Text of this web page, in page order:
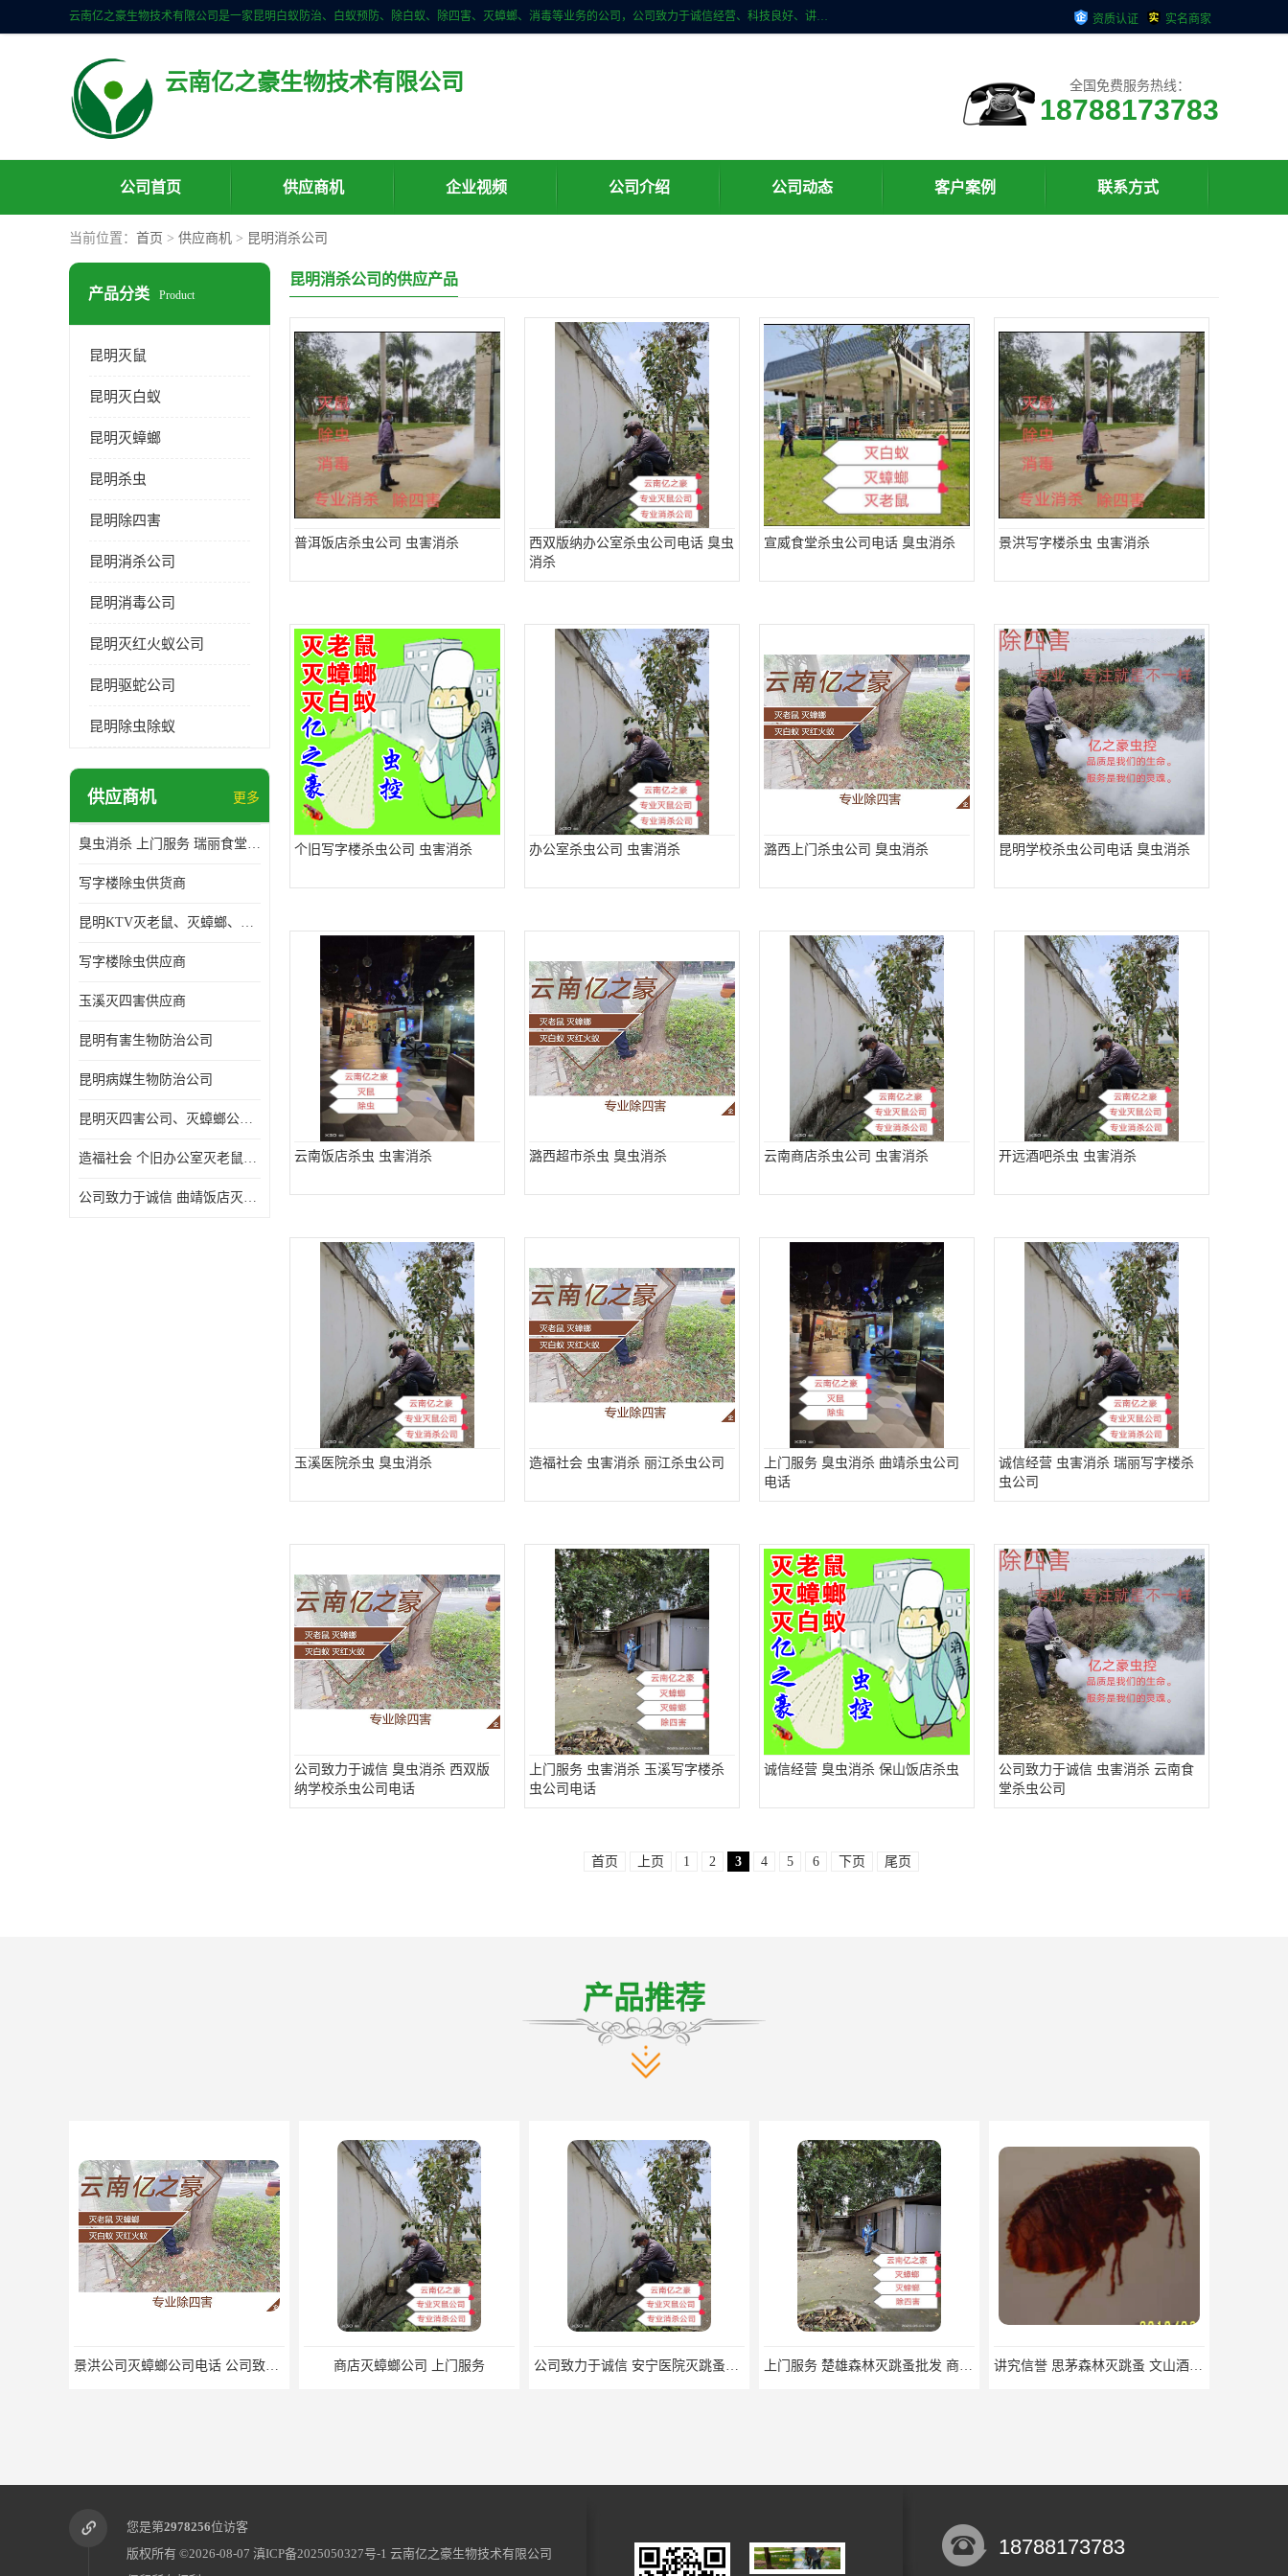
云南亿之豪生物技术有限公司是一家昆明白蚁防治、白蚁预防、除白蚁、除四害、灭蟑螂、消毒等业务的公司，公司致力于诚信经营、科技良好、讲究信誉、造福社会的理念，坚持走技术化、服务统一化,竭诚以优良的施工质量、主动的跟进服务、的管理经验，以诚信取于社会，立足于社会。 资质认证 实名商家
云南亿之豪生物技术有限公司 全国免费服务热线：
18788173783
公司首页 供应商机 企业视频 公司介绍 公司动态 客户案例 联系方式
当前位置： 首页 > 供应商机 > 昆明消杀公司
产品分类 Product
昆明灭鼠
昆明灭白蚁
昆明灭蟑螂
昆明杀虫
昆明除四害
昆明消杀公司
昆明消毒公司
昆明灭红火蚁公司
昆明驱蛇公司
昆明除虫除蚁
供应商机 更多
臭虫消杀 上门服务 瑞丽食堂杀虫公司*
写字楼除虫供货商
昆明KTV灭老鼠、灭蟑螂、病媒生物防治
写字楼除虫供应商
玉溪灭四害供应商
昆明有害生物防治公司
昆明病媒生物防治公司
昆明灭四害公司、灭蟑螂公司、灭臭虫公司、灭蚂蚁公司
造福社会 个旧办公室灭老鼠价格
公司致力于诚信 曲靖饭店灭老鼠
昆明消杀公司的供应产品
普洱饭店杀虫公司 虫害消杀
西双版纳办公室杀虫公司电话 臭虫
消杀
宣威食堂杀虫公司电话 臭虫消杀 景洪写字楼杀虫 虫害消杀
个旧写字楼杀虫公司 虫害消杀 办公室杀虫公司 虫害消杀 潞西上门杀虫公司 臭虫消杀 昆明学校杀虫公司电话 臭虫消杀
云南饭店杀虫 虫害消杀 潞西超市杀虫 臭虫消杀 云南商店杀虫公司 虫害消杀 开远酒吧杀虫 虫害消杀
玉溪医院杀虫 臭虫消杀 造福社会 虫害消杀 丽江杀虫公司
上门服务 臭虫消杀 曲靖杀虫公司
电话
诚信经营 虫害消杀 瑞丽写字楼杀
虫公司
公司致力于诚信 臭虫消杀 西双版
纳学校杀虫公司电话
上门服务 虫害消杀 玉溪写字楼杀
虫公司电话
诚信经营 臭虫消杀 保山饭店杀虫
公司致力于诚信 虫害消杀 云南食
堂杀虫公司
首页 上页 1 2 3 4 5 6 下页 尾页
产品推荐
景洪公司灭蟑螂公司电话 公司致力于诚信 商店灭蟑螂公司 上门服务 公司致力于诚信 安宁医院灭跳蚤批发 曲靖工厂灭跳蚤公司 上门服务 楚雄森林灭跳蚤批发 商店灭跳蚤厂商 讲究信誉 思茅森林灭跳蚤 文山酒店灭跳蚤
您是第2978256位访客
版权所有 ©2026-08-07 滇ICP备2025050327号-1 云南亿之豪生物技术有限公司
18788173783